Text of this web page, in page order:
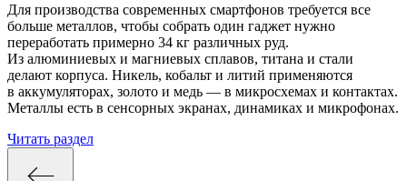
Для производства современных смартфонов требуется все
больше металлов, чтобы собрать один гаджет нужно
переработать примерно 34 кг различных руд.
Из алюминиевых и магниевых сплавов, титана и стали
делают корпуса. Никель, кобальт и литий применяются
в аккумуляторах, золото и медь — в микросхемах и контактах.
Металлы есть в сенсорных экранах, динамиках и микрофонах.
Читать раздел